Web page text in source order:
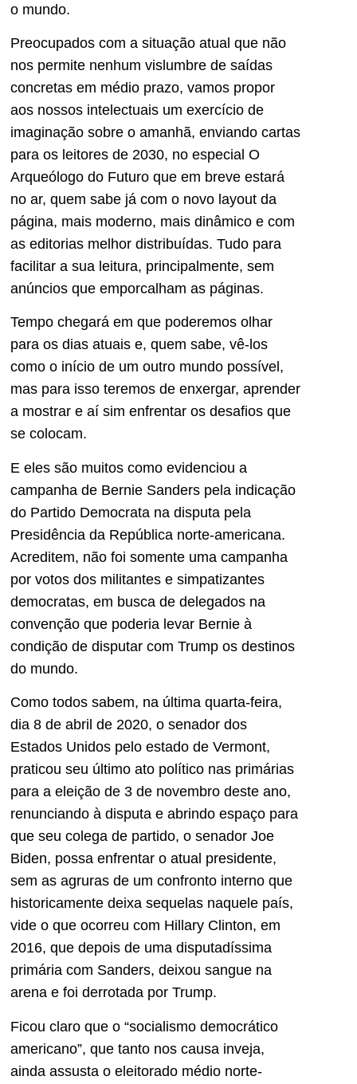
o mundo.
Preocupados com a situação atual que não
nos permite nenhum vislumbre de saídas
concretas em médio prazo, vamos propor
aos nossos intelectuais um exercício de
imaginação sobre o amanhã, enviando cartas
para os leitores de 2030, no especial O
Arqueólogo do Futuro que em breve estará
no ar, quem sabe já com o novo layout da
página, mais moderno, mais dinâmico e com
as editorias melhor distribuídas. Tudo para
facilitar a sua leitura, principalmente, sem
anúncios que emporcalham as páginas.
Tempo chegará em que poderemos olhar
para os dias atuais e, quem sabe, vê-los
como o início de um outro mundo possível,
mas para isso teremos de enxergar, aprender
a mostrar e aí sim enfrentar os desafios que
se colocam.
E eles são muitos como evidenciou a
campanha de Bernie Sanders pela indicação
do Partido Democrata na disputa pela
Presidência da República norte-americana.
Acreditem, não foi somente uma campanha
por votos dos militantes e simpatizantes
democratas, em busca de delegados na
convenção que poderia levar Bernie à
condição de disputar com Trump os destinos
do mundo.
Como todos sabem, na última quarta-feira,
dia 8 de abril de 2020, o senador dos
Estados Unidos pelo estado de Vermont,
praticou seu último ato político nas primárias
para a eleição de 3 de novembro deste ano,
renunciando à disputa e abrindo espaço para
que seu colega de partido, o senador Joe
Biden, possa enfrentar o atual presidente,
sem as agruras de um confronto interno que
historicamente deixa sequelas naquele país,
vide o que ocorreu com Hillary Clinton, em
2016, que depois de uma disputadíssima
primária com Sanders, deixou sangue na
arena e foi derrotada por Trump.
Ficou claro que o “socialismo democrático
americano”, que tanto nos causa inveja,
ainda assusta o eleitorado médio norte-